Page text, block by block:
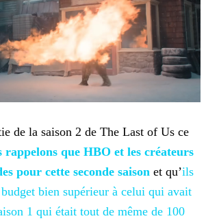
de la saison 2 de The Last of Us ce
rappelons que HBO et les créateurs
pour cette seconde saison et qu’ils
bien supérieur à celui qui avait
1 qui était tout de même de 100